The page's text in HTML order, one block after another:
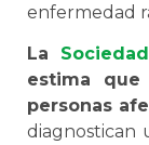
enfermedad
La
estima que
personas
diagnostican